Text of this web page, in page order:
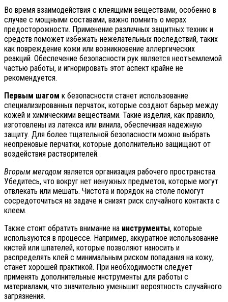
Во время взаимодействия с клеящими веществами, особенно в
случае с мощными составами, важно помнить о мерах
предосторожности. Применение различных защитных техник и
средств поможет избежать нежелательных последствий, таких
как повреждение кожи или возникновение аллергических
реакций. Обеспечение безопасности рук является неотъемлемой
частью работы, и игнорировать этот аспект крайне не
рекомендуется.
Первым шагом к безопасности станет использование
специализированных перчаток, которые создают барьер между
кожей и химическими веществами. Такие изделия, как правило,
изготовлены из латекса или винила, обеспечивая надежную
защиту. Для более тщательной безопасности можно выбрать
неопреновые перчатки, которые дополнительно защищают от
воздействия растворителей.
Вторым методом является организация рабочего пространства.
Убедитесь, что вокруг нет ненужных предметов, которые могут
отвлекать или мешать. Чистота и порядок на столе помогут
сосредоточиться на задаче и снизят риск случайного контакта с
клеем.
Также стоит обратить внимание на инструменты, которые
используются в процессе. Например, аккуратное использование
кистей или шпателей, которые позволяют наносить и
распределять клей с минимальным риском попадания на кожу,
станет хорошей практикой. При необходимости следует
применять дополнительные инструменты для работы с
материалами, что значительно уменьшит вероятность случайного
загрязнения.